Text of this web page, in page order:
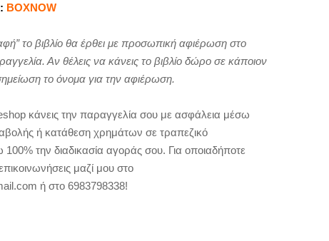
BOXNOW
το βιβλίο θα έρθει με προσωπική αφιέρωση στο
Αν θέλεις να κάνεις το βιβλίο δώρο σε κάποιον
το όνομα για την αφιέρωση.
κάνεις την παραγγελία σου με ασφάλεια μέσω
ή κατάθεση χρημάτων σε τραπεζικό
την διαδικασία αγοράς σου. Για οποιαδήποτε
μαζί μου στο
ή στο 6983798338!